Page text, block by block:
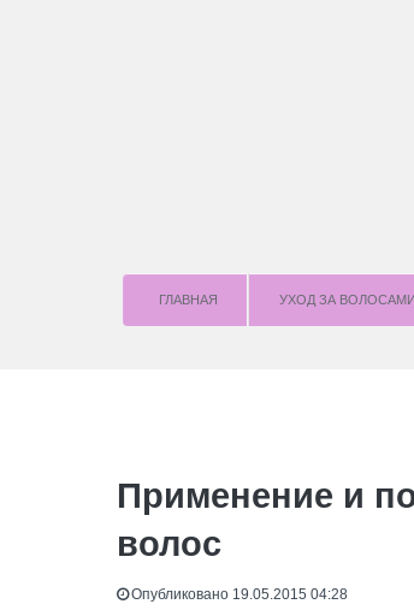
ГЛАВНАЯ УХОД ЗА ВОЛОСАМИ
Применение и
волос
Опубликовано 19.05.2015 04:28